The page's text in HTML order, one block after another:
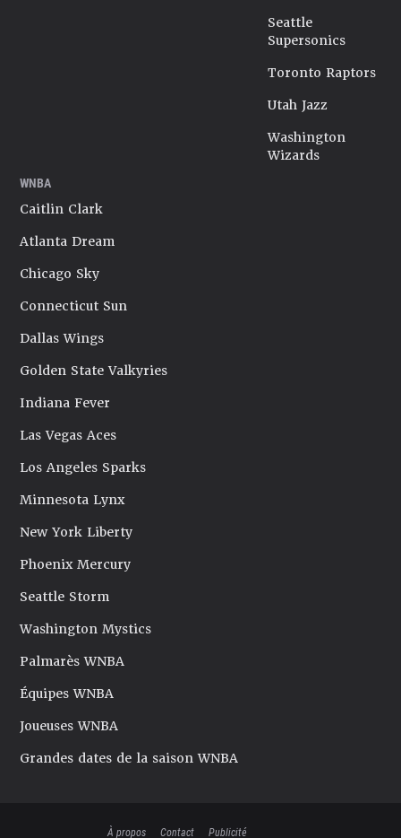
Seattle
Supersonics
Toronto Raptors
Utah Jazz
Washington
Wizards
WNBA
Caitlin Clark
Atlanta Dream
Chicago Sky
Connecticut Sun
Dallas Wings
Golden State Valkyries
Indiana Fever
Las Vegas Aces
Los Angeles Sparks
Minnesota Lynx
New York Liberty
Phoenix Mercury
Seattle Storm
Washington Mystics
Palmarès WNBA
Équipes WNBA
Joueuses WNBA
Grandes dates de la saison WNBA
À propos Contact Publicité